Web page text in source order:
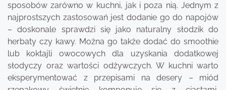
sposobów zarówno w kuchni, jak i poza nią. Jednym z
najprostszych zastosowań jest dodanie go do napojów
– doskonale sprawdzi się jako naturalny słodzik do
herbaty czy kawy. Można go także dodać do smoothie
lub koktajli owocowych dla uzyskania dodatkowej
słodyczy oraz wartości odżywczych. W kuchni warto
eksperymentować z przepisami na desery – miód